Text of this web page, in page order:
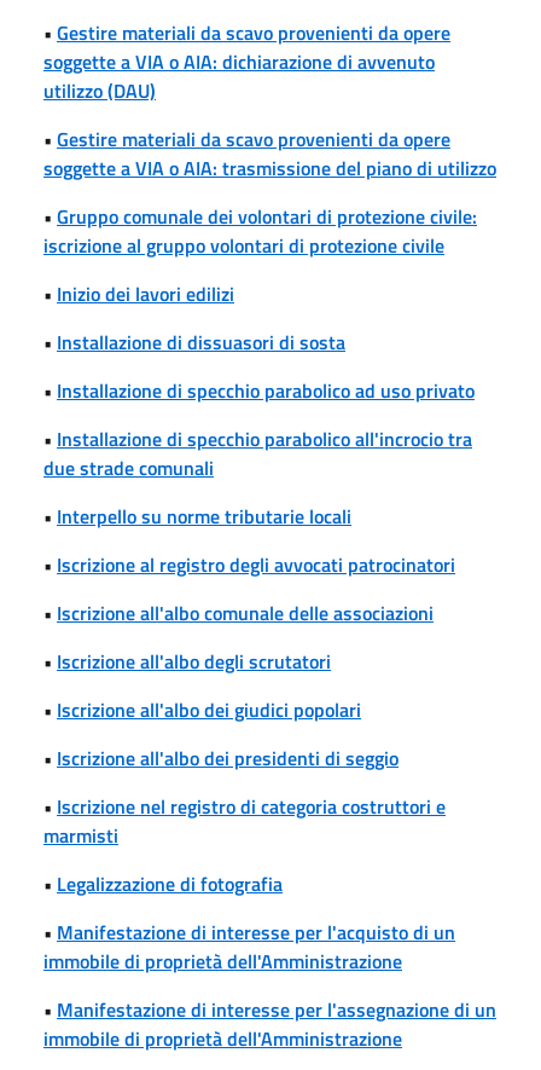
• Gestire materiali da scavo provenienti da opere
soggette a VIA o AIA: dichiarazione di avvenuto
utilizzo (DAU)
• Gestire materiali da scavo provenienti da opere
soggette a VIA o AIA: trasmissione del piano di utilizzo
• Gruppo comunale dei volontari di protezione civile:
iscrizione al gruppo volontari di protezione civile
• Inizio dei lavori edilizi
• Installazione di dissuasori di sosta
• Installazione di specchio parabolico ad uso privato
• Installazione di specchio parabolico all'incrocio tra
due strade comunali
• Interpello su norme tributarie locali
• Iscrizione al registro degli avvocati patrocinatori
• Iscrizione all'albo comunale delle associazioni
• Iscrizione all'albo degli scrutatori
• Iscrizione all'albo dei giudici popolari
• Iscrizione all'albo dei presidenti di seggio
• Iscrizione nel registro di categoria costruttori e
marmisti
• Legalizzazione di fotografia
• Manifestazione di interesse per l'acquisto di un
immobile di proprietà dell'Amministrazione
• Manifestazione di interesse per l'assegnazione di un
immobile di proprietà dell'Amministrazione